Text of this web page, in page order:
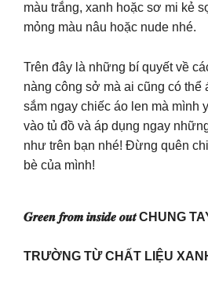
màu trắng, xanh hoặc sơ mi kẻ
mỏng màu nâu hoặc nude nhé.
Trên đây là những bí quyết về
nàng công sở mà ai cũng có
sắm ngay chiếc áo len mà mình
vào tủ đồ và áp dụng ngay
như trên bạn nhé! Đừng quên
bè của mình!
𝑮𝒓𝒆𝒆𝒏 𝒇𝒓𝒐𝒎 𝒊𝒏𝒔𝒊𝒅𝒆 𝒐𝒖𝒕 CHUNG
TRƯỜNG TỪ CHẤT LIỆU